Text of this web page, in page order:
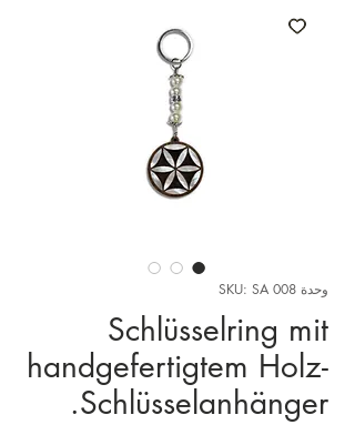
وحدة SKU: SA 008
Schlüsselring mit
handgefertigtem Holz-
Schlüsselanhänger.